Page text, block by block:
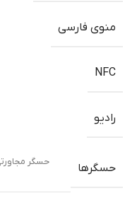
منوی فارسی
NFC
رادیو
حسگرها حسگر